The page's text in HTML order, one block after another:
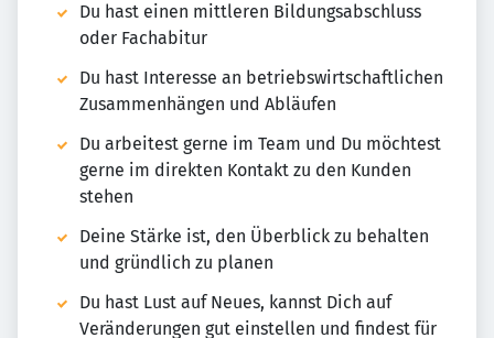
Du hast einen mittleren Bildungsabschluss
oder Fachabitur
Du hast Interesse an betriebswirtschaftlichen
Zusammenhängen und Abläufen
Du arbeitest gerne im Team und Du möchtest
gerne im direkten Kontakt zu den Kunden
stehen
Deine Stärke ist, den Überblick zu behalten
und gründlich zu planen
Du hast Lust auf Neues, kannst Dich auf
Veränderungen gut einstellen und findest für